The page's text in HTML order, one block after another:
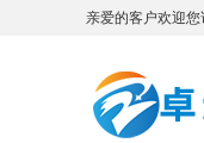
亲爱的客户欢迎